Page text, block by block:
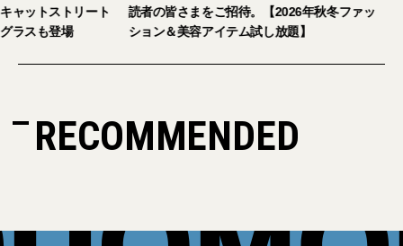
ピジ」が国内初の旗艦店をキャットストリート
にオープン。日本限定サングラスも登場
読者の皆さまをご
ション＆美容アイ
RECOMMENDED